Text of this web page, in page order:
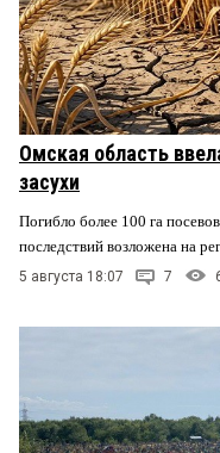
Омская область
засухи
Погибло более 100 га
последствий возложена на
5 августа 18:07 7